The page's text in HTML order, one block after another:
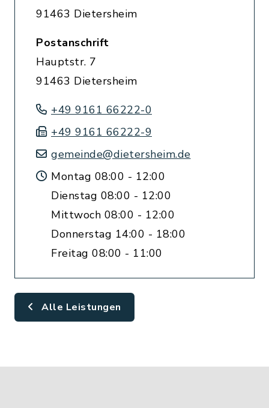
91463 Dietersheim
Postanschrift
Hauptstr. 7
91463 Dietersheim
+49 9161 66222-0
+49 9161 66222-9
gemeinde@dietersheim.de
Montag 08:00 - 12:00
Dienstag 08:00 - 12:00
Mittwoch 08:00 - 12:00
Donnerstag 14:00 - 18:00
Freitag 08:00 - 11:00
Alle Leistungen